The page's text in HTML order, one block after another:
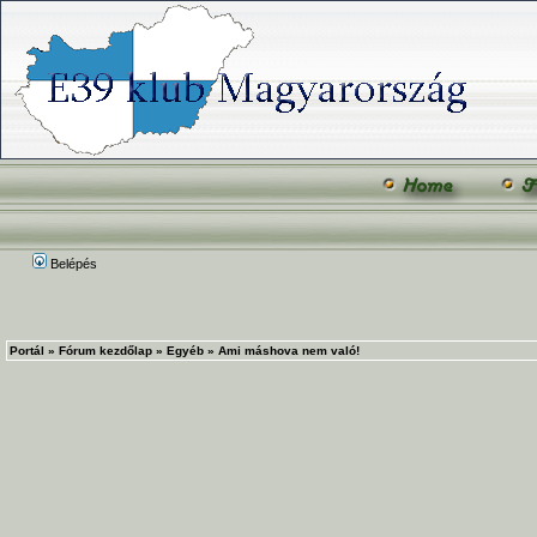
Belépés
Portál » Fórum kezdőlap » Egyéb » Ami máshova nem való!